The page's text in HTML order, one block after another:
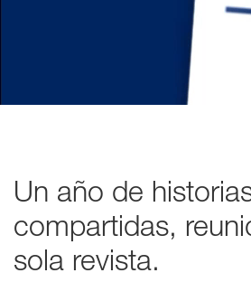
Un año de
compartidas,
sola revista.